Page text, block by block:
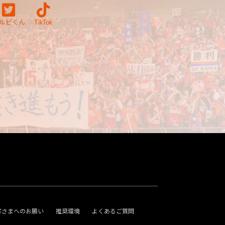
ビくん TikTok
さまへのお願い 推奨環境 よくあるご質問